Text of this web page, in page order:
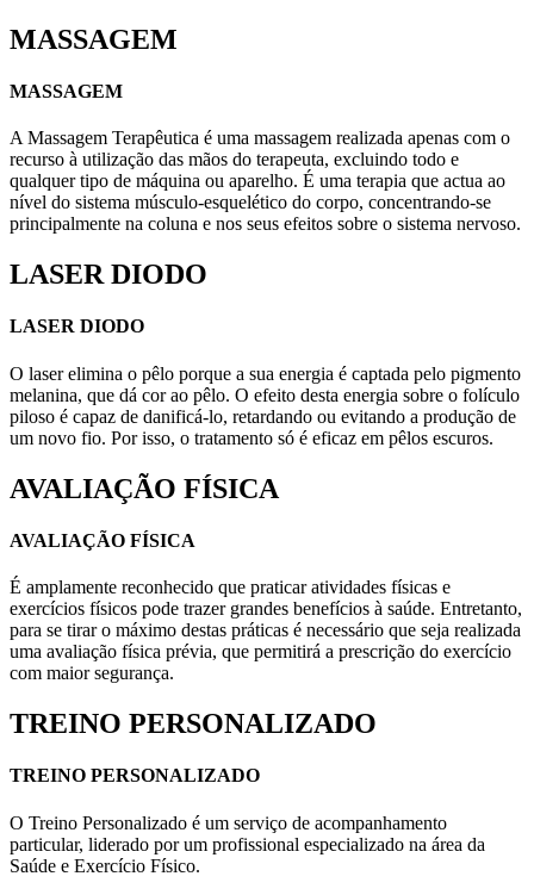
MASSAGEM
MASSAGEM
A Massagem Terapêutica é uma massagem realizada apenas com o
recurso à utilização das mãos do terapeuta, excluindo todo e
qualquer tipo de máquina ou aparelho. É uma terapia que actua ao
nível do sistema músculo-esquelético do corpo, concentrando-se
principalmente na coluna e nos seus efeitos sobre o sistema nervoso.
LASER DIODO
LASER DIODO
O laser elimina o pêlo porque a sua energia é captada pelo pigmento
melanina, que dá cor ao pêlo. O efeito desta energia sobre o folículo
piloso é capaz de danificá-lo, retardando ou evitando a produção de
um novo fio. Por isso, o tratamento só é eficaz em pêlos escuros.
AVALIAÇÃO FÍSICA
AVALIAÇÃO FÍSICA
É amplamente reconhecido que praticar atividades físicas e
exercícios físicos pode trazer grandes benefícios à saúde. Entretanto,
para se tirar o máximo destas práticas é necessário que seja realizada
uma avaliação física prévia, que permitirá a prescrição do exercício
com maior segurança.
TREINO PERSONALIZADO
TREINO PERSONALIZADO
O Treino Personalizado é um serviço de acompanhamento
particular, liderado por um profissional especializado na área da
Saúde e Exercício Físico.